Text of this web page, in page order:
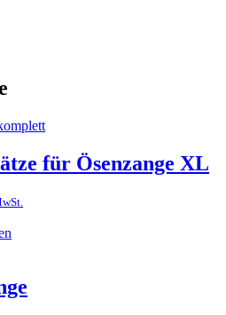
für Ösenzange XL
Varianten
auf.